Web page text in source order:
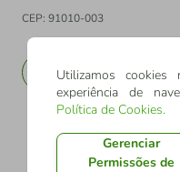
CEP: 91010-003
EN
Utilizamos
experiência de
Política de Cookies.
Gerenciar
Permissões de